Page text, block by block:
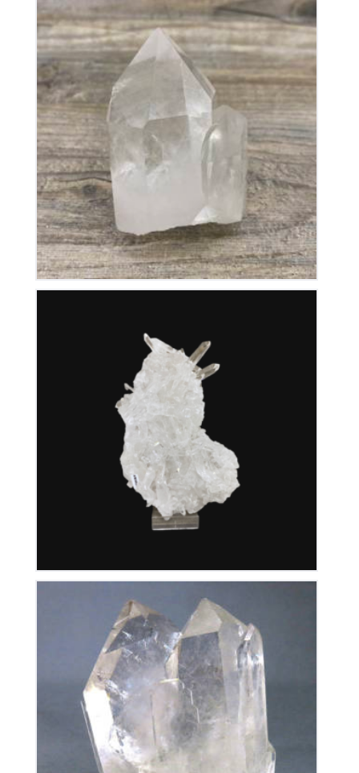
Cristal de Roche
50
Cristal de Roche
350 €
Cristal de Roche
280€